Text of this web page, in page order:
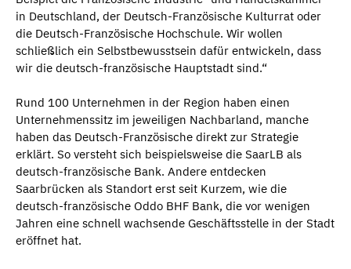
in Deutschland, der Deutsch-Französische Kulturrat oder
die Deutsch-Französische Hochschule. Wir wollen
schließlich ein Selbstbewusstsein dafür entwickeln, dass
wir die deutsch-französische Hauptstadt sind.“
Rund 100 Unternehmen in der Region haben einen
Unternehmenssitz im jeweiligen Nachbarland, manche
haben das Deutsch-Französische direkt zur Strategie
erklärt. So versteht sich beispielsweise die SaarLB als
deutsch-französische Bank. Andere entdecken
Saarbrücken als Standort erst seit Kurzem, wie die
deutsch-französische Oddo BHF Bank, die vor wenigen
Jahren eine schnell wachsende Geschäftsstelle in der Stadt
eröffnet hat.